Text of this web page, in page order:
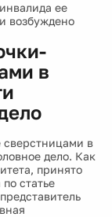
ее
возбуждено
в
сверстницами в
дело. Как
принято
статье